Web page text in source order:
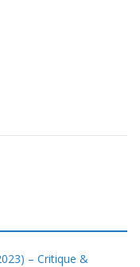
– Critique &